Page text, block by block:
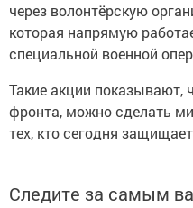
через волонтёрскую
которая напрямую
специальной военной
Такие акции показывают,
фронта, можно сделать
тех, кто сегодня
Следите за самым